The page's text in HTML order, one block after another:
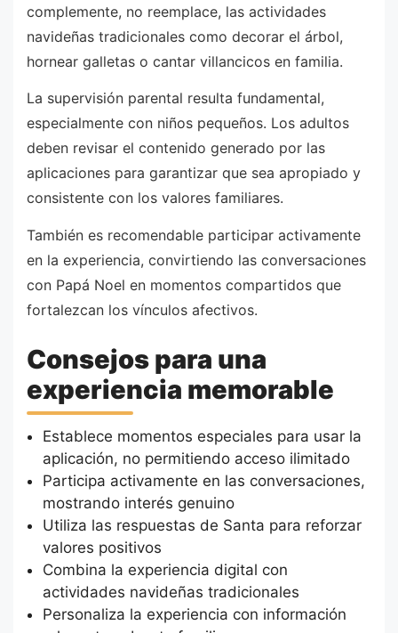
complemente, no reemplace, las actividades
navideñas tradicionales como decorar el árbol,
hornear galletas o cantar villancicos en familia.
La supervisión parental resulta fundamental,
especialmente con niños pequeños. Los adultos
deben revisar el contenido generado por las
aplicaciones para garantizar que sea apropiado y
consistente con los valores familiares.
También es recomendable participar activamente
en la experiencia, convirtiendo las conversaciones
con Papá Noel en momentos compartidos que
fortalezcan los vínculos afectivos.
Consejos para una
experiencia memorable
Establece momentos especiales para usar la
aplicación, no permitiendo acceso ilimitado
Participa activamente en las conversaciones,
mostrando interés genuino
Utiliza las respuestas de Santa para reforzar
valores positivos
Combina la experiencia digital con
actividades navideñas tradicionales
Personaliza la experiencia con información